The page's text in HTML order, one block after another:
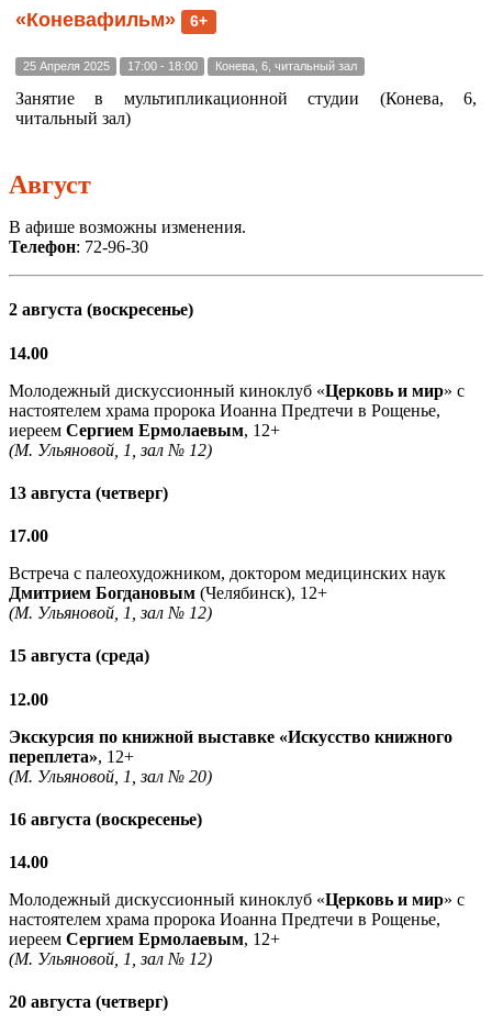
«Коневафильм» 6+
25 Апреля 2025 17:00 - 18:00 Конева, 6, читальный зал
Занятие в мультипликационной студии (Конева, 6,
читальный зал)
Август
В афише возможны изменения.
Телефон: 72-96-30
2 августа (воскресенье)
14.00
Молодежный дискуссионный киноклуб «Церковь и мир» с
настоятелем храма пророка Иоанна Предтечи в Рощенье,
иереем Сергием Ермолаевым, 12+
(М. Ульяновой, 1, зал № 12)
13 августа (четверг)
17.00
Встреча с палеохудожником, доктором медицинских наук
Дмитрием Богдановым (Челябинск), 12+
(М. Ульяновой, 1, зал № 12)
15 августа (среда)
12.00
Экскурсия по книжной выставке «Искусство книжного
переплета», 12+
(М. Ульяновой, 1, зал № 20)
16 августа (воскресенье)
14.00
Молодежный дискуссионный киноклуб «Церковь и мир» с
настоятелем храма пророка Иоанна Предтечи в Рощенье,
иереем Сергием Ермолаевым, 12+
(М. Ульяновой, 1, зал № 12)
20 августа (четверг)